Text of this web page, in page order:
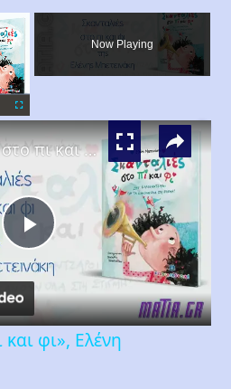
×
Now Playing
×
Play
Video
«Σκανταλιές στο πι και φι», Ελένη Μπετεινάκη
και φι», Ελένη